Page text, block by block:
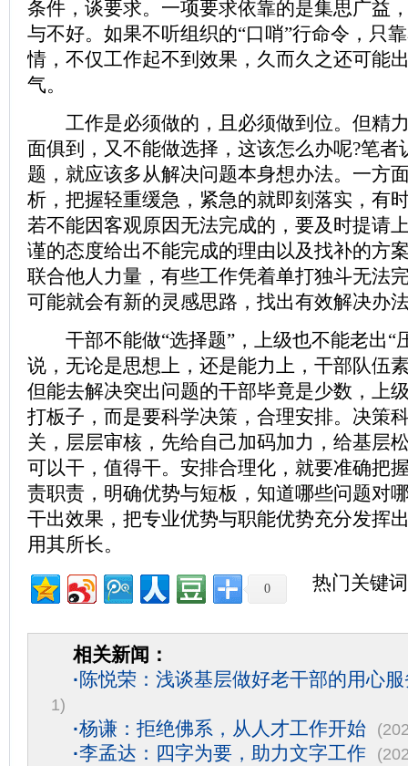
条件，谈要求。一项要求依靠的是集思广益
与不好。如果不听组织的“口哨”行命令，只
情，不仅工作起不到效果，久而久之还可能
气。
工作是必须做的，且必须做到位。但精
面俱到，又不能做选择，这该怎么办呢?笔者
题，就应该多从解决问题本身想办法。一方
析，把握轻重缓急，紧急的就即刻落实，有
若不能因客观原因无法完成的，要及时提请
谨的态度给出不能完成的理由以及找补的方
联合他人力量，有些工作凭着单打独斗无法
可能就会有新的灵感思路，找出有效解决办
干部不能做“选择题”，上级也不能老出“
说，无论是思想上，还是能力上，干部队伍
但能去解决突出问题的干部毕竟是少数，上
打板子，而是要科学决策，合理安排。决策
关，层层审核，先给自己加码加力，给基层
可以干，值得干。安排合理化，就要准确把
责职责，明确优势与短板，知道哪些问题对
干出效果，把专业优势与职能优势充分发挥
用其所长。
0 热门关键
相关新闻：
·陈悦荣：浅谈基层做好老干部的用心
1)
·杨谦：拒绝佛系，从人才工作开始
·李孟达：四字为要，助力文字工作